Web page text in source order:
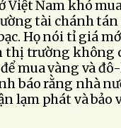
Nam khó
tài chánh tán
Họ nói tỉ giá
thị trường không
mua vàng và
báo rằng nhà
lạm phát và bảo